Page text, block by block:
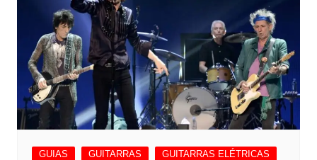
GUIAS GUITARRAS GUITARRAS ELÉTRICAS